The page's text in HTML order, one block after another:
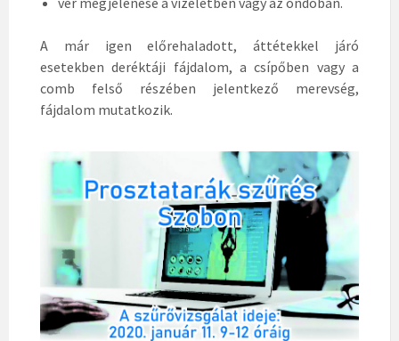
A már igen előrehaladott, áttétekkel járó
esetekben deréktáji fájdalom, a csípőben vagy a
comb felső részében jelentkező merevség,
fájdalom mutatkozik.